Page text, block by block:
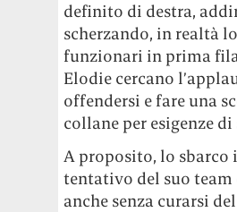
definito di destra,
scherzando, in realtà
funzionari in prima
Elodie cercano
offendersi e fare una
collane per esigenze di
A proposito, lo
tentativo del suo
anche senza curarsi